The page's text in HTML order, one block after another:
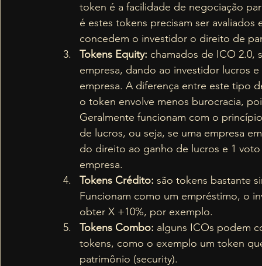
token é a facilidade de negociação
é estes tokens precisam ser
concedem o investidor o direito de
Tokens Equity: chamados de ICO 2.0,
empresa, dando ao investidor lucros
empresa. A diferença entre este tipo
o token envolve menos burocracia,
Geralmente funcionam com o
de lucros, ou seja, se uma empresa
do direito ao ganho de lucros e 1
empresa.
Tokens Crédito: são tokens bastante
Funcionam como um empréstimo, o
obter X +10%, por exemplo.
Tokens Combo: alguns ICOs podem
tokens, como o exemplo um token
patrimônio (security).